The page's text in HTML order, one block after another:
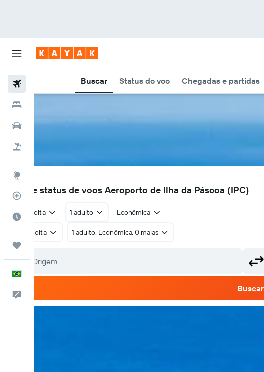
Buscar Status do voo Chegadas e partidas
Carros
Rastreador de voos
Quando ir
IPC
Voos e status de voos Aeroporto de Ilha da Páscoa (IPC)
Ida e volta 1 adulto Econômica
Ida e volta 1 adulto, Econômica, 0 malas
Buscar